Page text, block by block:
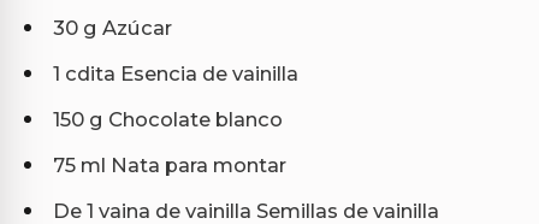
30 g Azúcar
1 cdita Esencia de vainilla
150 g Chocolate blanco
75 ml Nata para montar
De 1 vaina de vainilla Semillas de vainilla